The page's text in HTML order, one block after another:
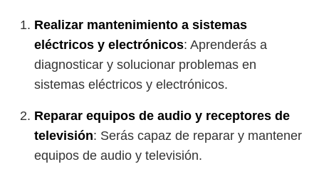
Realizar mantenimiento a sistemas
eléctricos y electrónicos: Aprenderás a
diagnosticar y solucionar problemas en
sistemas eléctricos y electrónicos.
Reparar equipos de audio y receptores de
televisión: Serás capaz de reparar y mantener
equipos de audio y televisión.